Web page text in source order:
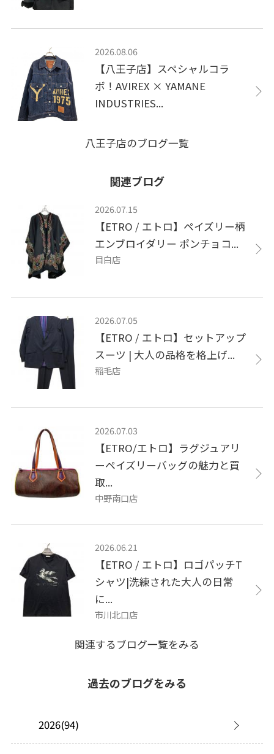
2026.08.06
【八王子店】スペシャルコラ
ボ！AVIREX × YAMANE
INDUSTRIES...
八王子店のブログ一覧
関連ブログ
2026.07.15
【ETRO / エトロ】ペイズリー柄
エンブロイダリー ポンチョコ...
目白店
2026.07.05
【ETRO / エトロ】セットアップ
スーツ | 大人の品格を格上げ...
稲毛店
2026.07.03
【ETRO/エトロ】ラグジュアリ
ーペイズリーバッグの魅力と買
取...
中野南口店
2026.06.21
【ETRO / エトロ】ロゴパッチT
シャツ|洗練された大人の日常
に...
市川北口店
関連するブログ一覧をみる
過去のブログをみる
2026(94)